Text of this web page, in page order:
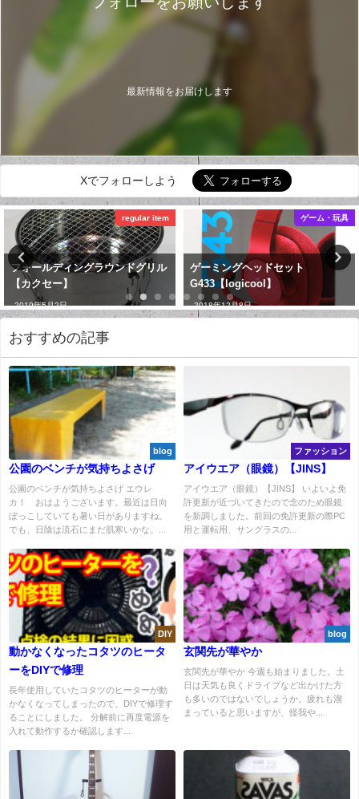
最新情報をお届けします
Xでフォローしよう
regular item
フォールディングラウンドグリル
【カクセー】
2019年5月2日
ゲーム・玩具
ゲーミングヘッドセット
G433【logicool】
2018年12月8日
おすすめの記事
blog
公園のベンチが気持ちよさげ
公園のベンチが気持ちよさげ エウレ
カ！ おはようございます。最近は日向
ぼっこしていても暑い日がありますね。
でも、日陰は流石にまだ肌寒いかな。...
ファッション
アイウエア（眼鏡）【JINS】
アイウエア（眼鏡）【JINS】 いよいよ免
許更新が近づいてきたので念のため眼鏡
を新調しました。前回の免許更新の際PC
用と運転用、サングラスの...
DIY
動かなくなったコタツのヒータ
ーをDIYで修理
長年使用していたコタツのヒーターが動
かなくなってしまったので、DIYで修理す
ることにしました。 分解前に再度電源を
入れて動作するか確認します...
blog
玄関先が華やか
玄関先が華やか 今週も始まりました。土
日は天気も良くドライブなど出かけた方
も多いのではないでしょうか。疲れも溜
まっていると思いますが、怪我や...